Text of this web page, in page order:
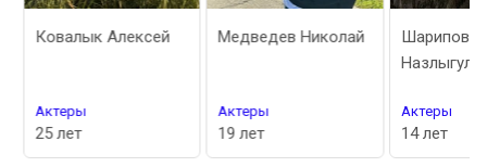
Ковалык Алексей
Актеры
25 лет
Медведев Николай
Актеры
19 лет
Шарипова
Назлыгуль
Актеры
14 лет